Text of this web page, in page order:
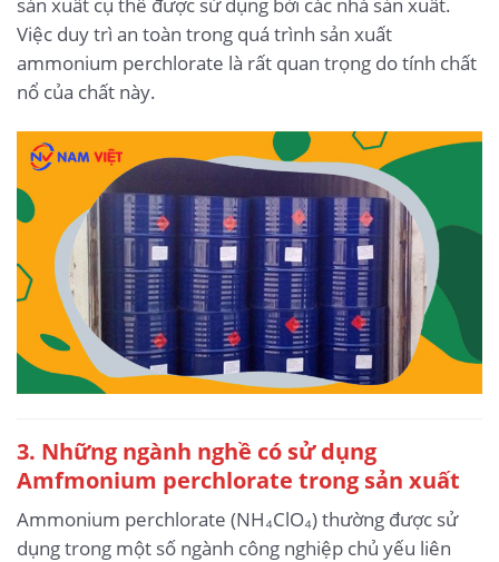
Việc duy trì an toàn trong quá trình sản xuất
ammonium perchlorate là rất quan trọng do tính chất
nổ của chất này.
3. Những ngành nghề có sử dụng
Amfmonium perchlorate trong sản xuất
Ammonium perchlorate (NH₄ClO₄) thường được sử
dụng trong một số ngành công nghiệp chủ yếu liên